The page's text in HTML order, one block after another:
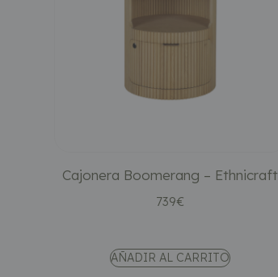
Cajonera Boomerang – Ethnicraft
739€
AÑADIR AL CARRITO